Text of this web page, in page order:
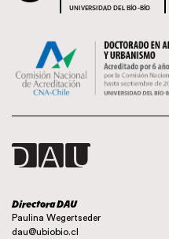
UNIVERSIDAD DEL BÍO-BÍO
Directora DAU
Paulina Wegertseder
dau@ubiobio.cl